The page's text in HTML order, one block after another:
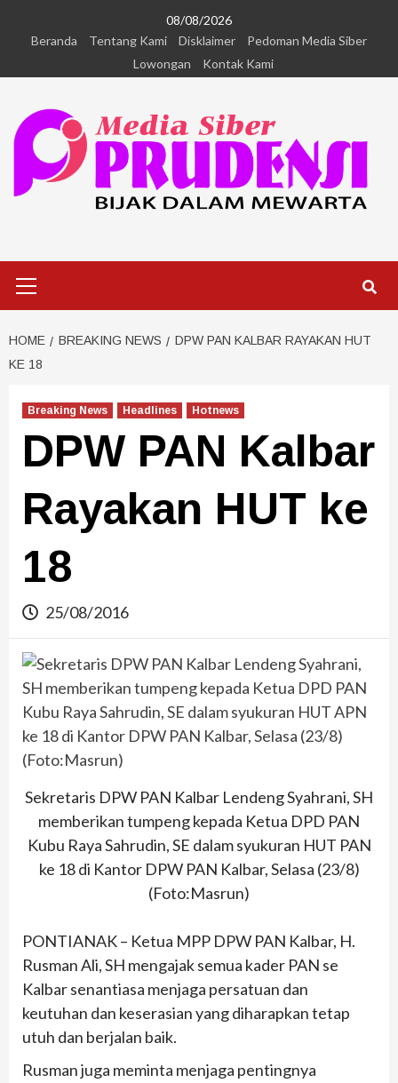
08/08/2026
Beranda
Tentang Kami Disklaimer
Pedoman Media Siber
Lowongan
Kontak Kami
HOME BREAKING NEWS
DPW PAN KALBAR RAYAKAN HUT
KE 18
Breaking News Headlines Hotnews
DPW PAN Kalbar
Rayakan HUT ke
18
25/08/2016
Sekretaris DPW PAN Kalbar Lendeng Syahrani, SH
memberikan tumpeng kepada Ketua DPD PAN
Kubu Raya Sahrudin, SE dalam syukuran HUT PAN
ke 18 di Kantor DPW PAN Kalbar, Selasa (23/8)
(Foto:Masrun)
PONTIANAK – Ketua MPP DPW PAN Kalbar, H.
Rusman Ali, SH mengajak semua kader PAN se
Kalbar senantiasa menjaga persatuan dan
keutuhan dan keserasian yang diharapkan tetap
utuh dan berjalan baik.
Rusman juga meminta menjaga pentingnya